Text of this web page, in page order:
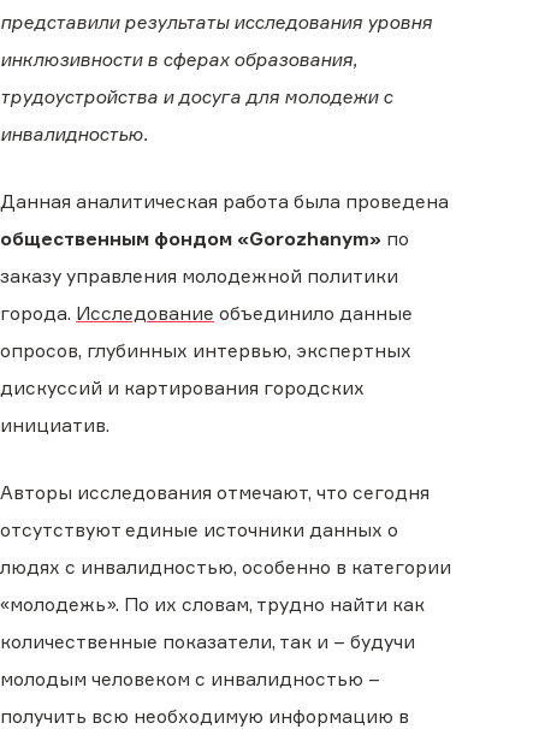
представили результаты исследования уровня
инклюзивности в сферах образования,
трудоустройства и досуга для молодежи с
инвалидностью.
Данная аналитическая работа была проведена
общественным фондом «Gorozhanym» по
заказу управления молодежной политики
города. Исследование объединило данные
опросов, глубинных интервью, экспертных
дискуссий и картирования городских
инициатив.
Авторы исследования отмечают, что сегодня
отсутствуют единые источники данных о
людях с инвалидностью, особенно в категории
«молодежь». По их словам, трудно найти как
количественные показатели, так и – будучи
молодым человеком с инвалидностью –
получить всю необходимую информацию в